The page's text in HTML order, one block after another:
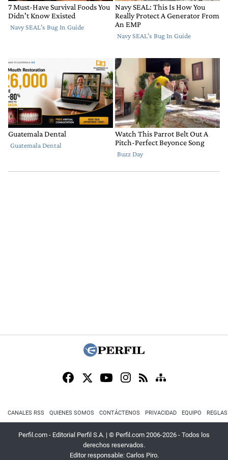
CANALES RSS QUIENES SOMOS CONTÁCTENOS PRIVACIDAD EQUIPO
Perfil.com - Editorial Perfil S.A. | © Perfil.com 2006-2026 - Todos los
derechos reservados.
Editor responsable: Carlos Piro.